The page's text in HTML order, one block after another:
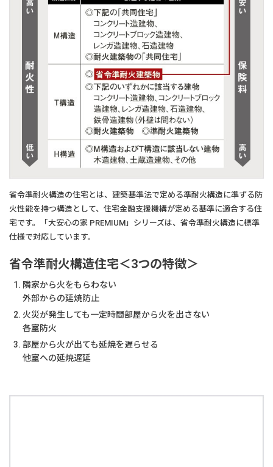
省令準耐火構造の住宅とは、建築基準法で定める準耐火構造に準ずる防
火性能を持つ構造として、住宅金融支援機構が定める基準に適合する住
宅です。「大安心の家 PREMIUM」シリーズは、省令準耐火構造に標準
仕様で対応しています。
省令準耐火構造住宅＜3つの特徴＞
隣家から火をもらわない
外部からの延焼防止
火災が発生しても一定時間部屋から火を出さない
各室防火
部屋から火が出ても延焼を遅らせる
他室への延焼遅延